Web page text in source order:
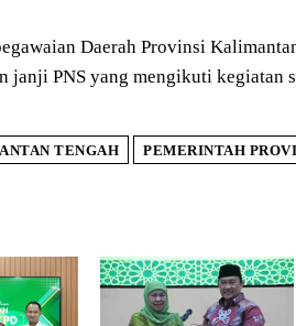
Daerah Provinsi
janji PNS yang mengikuti kegiatan
TENGAH PEMERINTAH